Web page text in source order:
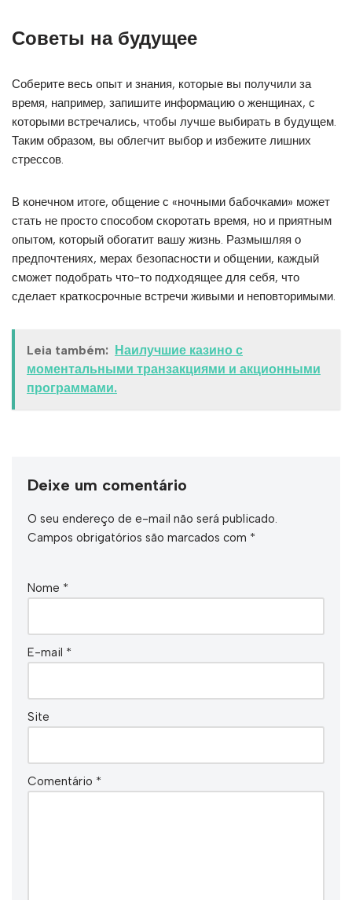
Советы на будущее
Соберите весь опыт и знания, которые вы получили за
время, например, запишите информацию о женщинах, с
которыми встречались, чтобы лучше выбирать в будущем.
Таким образом, вы облегчит выбор и избежите лишних
стрессов.
В конечном итоге, общение с «ночными бабочками» может
стать не просто способом скоротать время, но и приятным
опытом, который обогатит вашу жизнь. Размышляя о
предпочтениях, мерах безопасности и общении, каждый
сможет подобрать что-то подходящее для себя, что
сделает краткосрочные встречи живыми и неповторимыми.
Leia também: Наилучшие казино с
моментальными транзакциями и акционными
программами.
Deixe um comentário
O seu endereço de e-mail não será publicado.
Campos obrigatórios são marcados com *
Nome *
E-mail *
Site
Comentário *